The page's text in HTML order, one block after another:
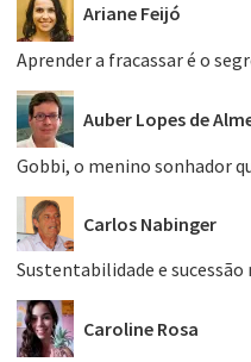
Ariane Feijó
Aprender a fracassar é o
Auber Lopes de
Gobbi, o menino sonhador
Carlos Nabinger
Sustentabilidade e sucessão
Caroline Rosa